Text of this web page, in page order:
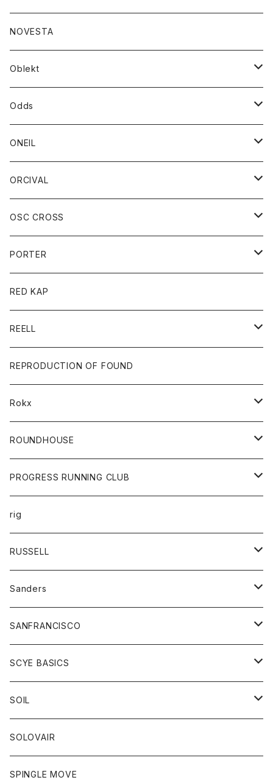
ウォレット
靴
トップス
ジャケット
シャツ
ボトム
ショートパンツ
パンツ
レディース
シャツ
Tシャツ
ジャケット
バッグ
ブレスレット
グッズ
靴
ストール/マフラー
トップス
シャツ
シャツジャケット
ロングスリーブＴシャツ
ボトム
ショートパンツ
ジーンズ
トップス
カットソー
スエット
ボトム
NOVESTA
Oblekt
ボトム
ショートパンツ
パンツ
レディース
ボトム
Odds
帽子
ONEIL
スカート
ORCIVAL
アウター
コート
ジャケット
アクセサリー
バッグ
キッズ
Tシャツ
帽子
グッズ
靴
バック
トップス
カットソー
カーディガン
ニット
ベスト
ボトムス
ショートパンツ
パンツ
レディース
カットソー
コート
ボトム
ワンピース
OSC CROSS
ダウンジャケット
PORTER
カードホルダー
キーホルダー
財布
バック
RED KAP
REELL
パンツ
ショートパンツ
REPRODUCTION OF FOUND
Rokx
ボトム
ROUNDHOUSE
エプロン
キッズ
オーバーオール
ボトム
ペインターパンツ
PROGRESS RUNNING CLUB
トップス
Tシャツ
グッズ
帽子
rig
RUSSELL
アウター
コート
パーカー
スカート
Tシャツ
トップス
Tシャツ
トレーナー
ボトム
ショートパンツ
レディース
Sanders
グッズ
靴
SANFRANCISCO
アウター
カーディガン
コート
グッズ
ネクタイ
グローブ
アクセサリー
トップス
SCYE BASICS
ボトム
ジーンズ
チノパン
トップス
ポロシャツ
靴
SOIL
靴
ワンピース
SOLOVAIR
SPINGLE MOVE